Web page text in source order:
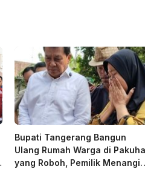
Bupati Tangerang Bangun
Ulang Rumah Warga di
yang Roboh, Pemilik Menangis